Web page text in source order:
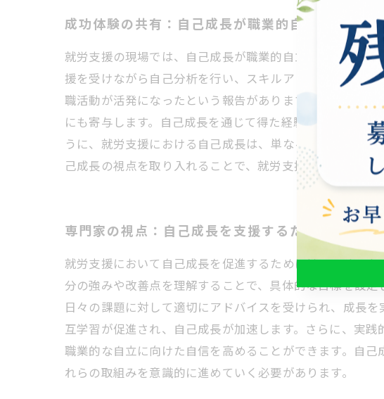
成功体験の共有：自己成長が職業的自立に与える
就労支援の現場では、自己成長が職業的自立を促す重要
援を受けながら自己分析を行い、スキルアップのための
職活動が活発になったという報告があります。さらに、
にも寄与します。自己成長を通じて得た経験や知識は、
うに、就労支援における自己成長は、単なる職業的な技
己成長の視点を取り入れることで、就労支援の効果が一
専門家の視点：自己成長を支援するための具体策
就労支援において自己成長を促進するためには、いくつ
分の強みや改善点を理解することで、具体的な目標を設
日々の課題に対して適切にアドバイスを受けられ、成長
互学習が促進され、自己成長が加速します。さらに、実
職業的な自立に向けた自信を高めることができます。自
れらの取組みを意識的に進めていく必要があります。